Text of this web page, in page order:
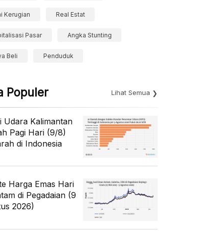
Kerugian Real Estat
Pasar Angka Stunting
Beli Penduduk
Populer Lihat Semua
Udara Kalimantan
Pagi Hari (9/8)
di Indonesia
Harga Emas Hari
di Pegadaian (9
2026)